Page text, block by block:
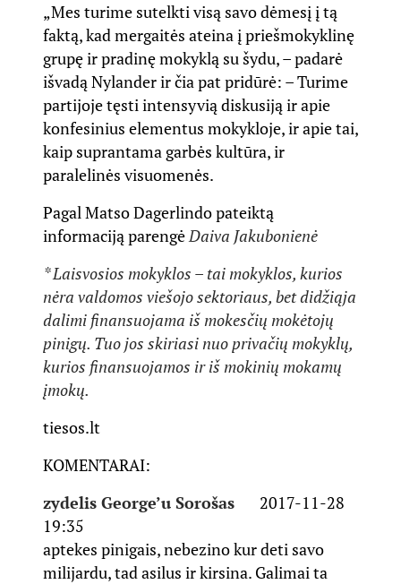
„Mes turime sutelkti visą savo dėmesį į tą
faktą, kad mergaitės ateina į priešmokyklinę
grupę ir pradinę mokyklą su šydu, – padarė
išvadą Nylander ir čia pat pridūrė: – Turime
partijoje tęsti intensyvią diskusiją ir apie
konfesinius elementus mokykloje, ir apie tai,
kaip suprantama garbės kultūra, ir
paralelinės visuomenės.
Pagal Matso Dagerlindopateiktą
informacijąparengėDaiva Jakubonienė
* Laisvosios mokyklos – tai mokyklos, kurios
nėra valdomos viešojo sektoriaus, bet didžiąja
dalimi finansuojama iš mokesčių mokėtojų
pinigų. Tuo jos skiriasi nuo privačių mokyklų,
kurios finansuojamos ir iš mokinių mokamų
įmokų.
tiesos.lt
KOMENTARAI:
zydelis George’u Sorošas 2017-11-28
19:35
aptekes pinigais, nebezino kur deti savo
milijardu, tad asilus ir kirsina. Galimai ta